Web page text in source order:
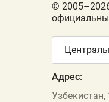
©
Адрес: